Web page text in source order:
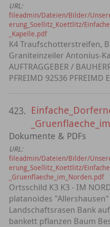
URL:
fileadmin/Dateien/Bilder/
erung_Soellitz_Koettlitz/
_Kapelle.pdf
K4 Traufschotterstreifen,
Graniteinzeiler Antonius-
AUFTRAGGEBER /
PFREIMD 92536 PFREIMD
423.
Dokumente & PDFs
URL:
fileadmin/Dateien/Bilder/
erung_Soellitz_Koettlitz/
_Gruenflaeche_im_Norden.pdf
Ortsschild K3 K3 - IM
platanoides
Landschaftsrasen Bank
bankett pflanzen Baum